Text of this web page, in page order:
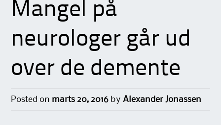
Mangel på
neurologer går ud
over de demente
Posted on marts 20, 2016 by Alexander Jonassen